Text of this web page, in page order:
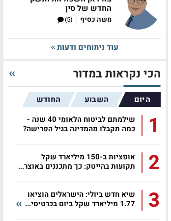
החדש של סין
משה כסיף |
(5)
עוד ניתוחים ודעות
הכי נקראות במדור
היום השבוע החודש
1
שילמתם לביטוח הלאומי 40 שנה -
כמה תקבלו מהמדינה בגיל הפרישה?
2
אופציות ב-150 מיליארד שקל
תקועות בהייטק: כך מתכננים באוצר...
3
שיא חדש ביולי: הישראלים הוציאו
1.77 מיליארד שקל ביום בכרטיסי...